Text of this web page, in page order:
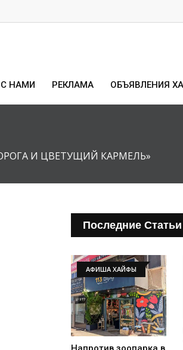
С НАМИ РЕКЛАМА ОБЪЯВЛЕНИЯ
И ЦВЕТУЩИЙ КАРМЕЛЬ»
Последние Статьи
АФИША ХАЙФЫ